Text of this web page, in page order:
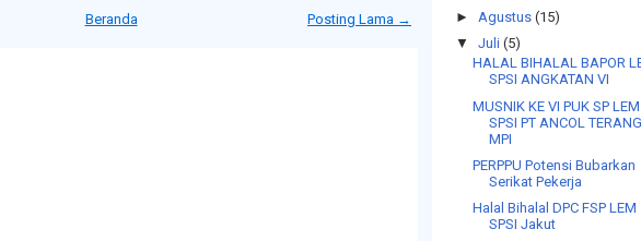
Posting Lama →
Beranda
► Agustus (15)
▼
Juli (5)
HALAL BIHALAL BAPOR
SPSI ANGKATAN VI
MUSNIK KE VI PUK SP LEM
SPSI PT ANCOL
MPI
PERPPU Potensi Bubarkan
Serikat Pekerja
Halal Bihalal DPC FSP LEM
SPSI Jakut